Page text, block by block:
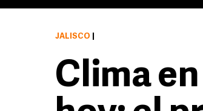
JALISCO
Clima